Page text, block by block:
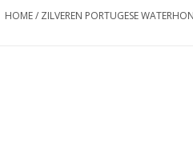
HOME/ ZILVEREN PORTUGESE